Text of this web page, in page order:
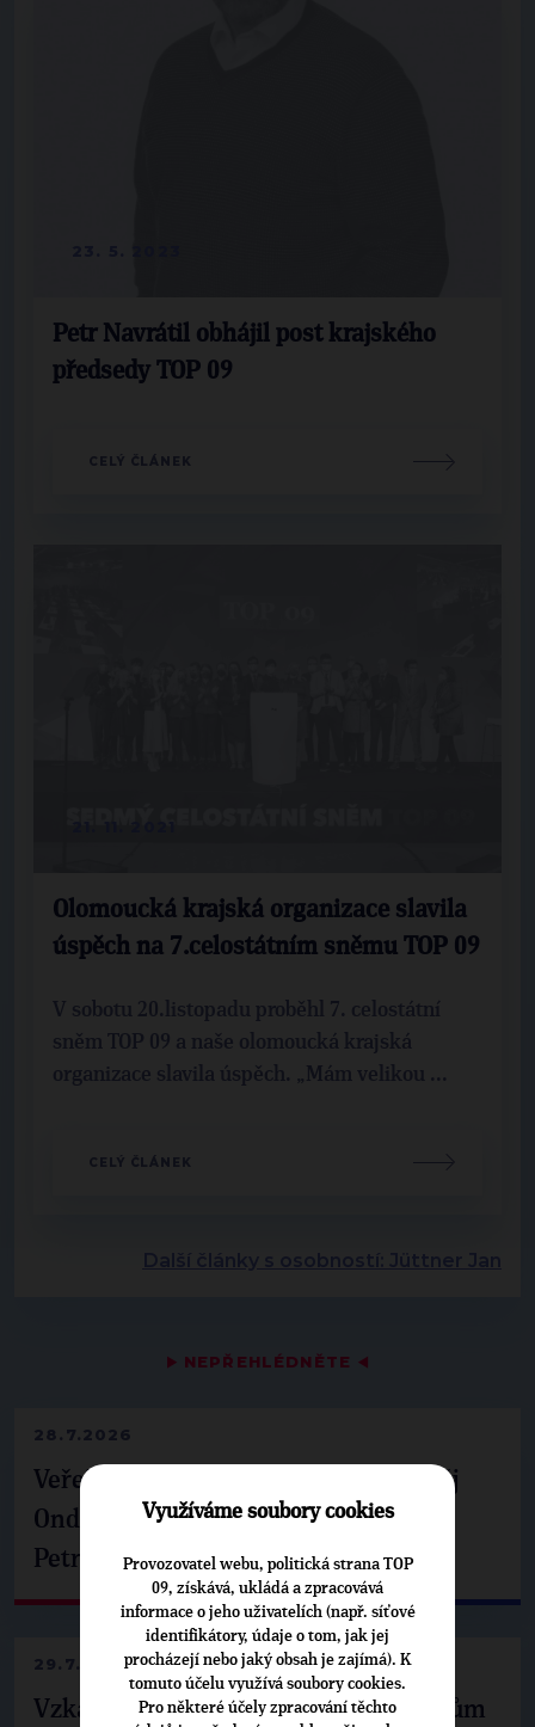
▶ NEPŘEHLÉDNĚTE ◀
28.7.2026
Veřejné finance, euro i školství. Matěj
Ondřej Havel jednal s prezidentem
Petrem Pavlem
29.7.2026
Vzkaz Matěje Ondřeje Havla příznivcům
Petr Navrátil obhájil post krajského
předsedy TOP 09
CELÝ ČLÁNEK
Olomoucká krajská organizace slavila
úspěch na 7.celostátním sněmu TOP 09
V sobotu 20.listopadu proběhl 7. celostátní
sněm TOP 09 a naše olomoucká krajská
organizace slavila úspěch. „Mám velikou ...
CELÝ ČLÁNEK
Využíváme soubory cookies
Provozovatel webu, politická strana TOP
09, získává, ukládá a zpracovává
informace o jeho uživatelích (např. síťové
identifikátory, údaje o tom, jak jej
procházejí nebo jaký obsah je zajímá). K
tomuto účelu využívá soubory cookies.
Pro některé účely zpracování těchto